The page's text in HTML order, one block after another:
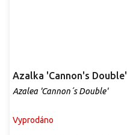
Azalka 'Cannon's Double'
Azalea 'Cannon´s Double'
Vyprodáno